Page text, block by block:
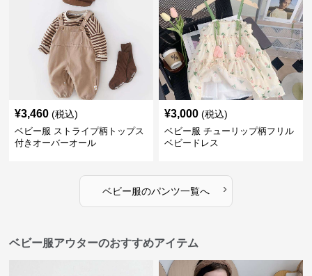
¥3,460 (税込)
ベビー服 ストライプ柄トップス
付きオーバーオール
¥3,000 (税込)
ベビー服 チューリップ柄フリル
ベビードレス
ベビー服のパンツ一覧へ ›
ベビー服アウターのおすすめアイテム